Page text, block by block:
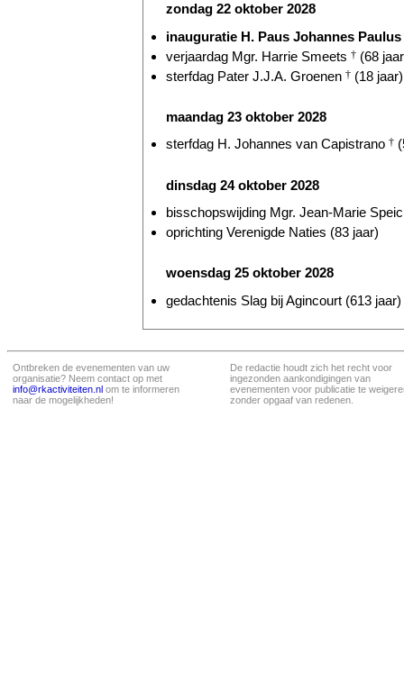
zondag 22 oktober 2028
inauguratie H. Paus Johannes
verjaardag Mgr. Harrie Smeets † (68
sterfdag Pater J.J.A. Groenen † (18 jaar)
maandag 23 oktober 2028
sterfdag H. Johannes van Capistrano †
dinsdag 24 oktober 2028
bisschopswijding Mgr. Jean-Marie
oprichting Verenigde Naties (83 jaar)
woensdag 25 oktober 2028
gedachtenis Slag bij Agincourt (613 jaar)
Ontbreken de evenementen van uw
organisatie? Neem contact op met
info@rkactiviteiten.nl om te informeren
naar de mogelijkheden!
De redactie houdt zich het recht voor
ingezonden aankondigingen van
evenementen voor publicatie te
zonder opgaaf van redenen.